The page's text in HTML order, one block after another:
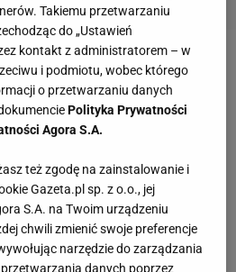
podwyższyła wynik
. Polski napastnik
polu karnym po rzucie
ją na szóstym metrzei
szans bramkarzowi Betisu
Takiemu przetwarzaniu
do „Ustawień
kontakt z administratorem – w
i podmiotu, wobec którego
o przetwarzaniu danych
Polityka Prywatności
Agora S.A.
też zgodę na zainstalowanie i
Gazeta.pl sp. z o.o., jej
S.A. na Twoim urządzeniu
chwili zmienić swoje preferencje
narzędzie do zarządzania
danych poprzez